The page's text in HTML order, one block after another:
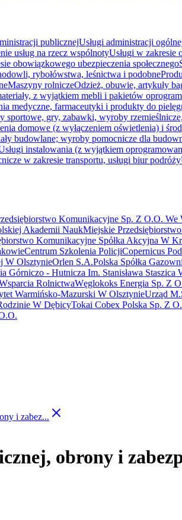
publicznejUsługi administracji
usług na rzecz wspólnotyUsługi w zakresie
obowiązkowego ubezpieczenia społecznego
rybołówstwa, leśnictwa i podobne
Maszyny rolniczeOdzież, obuwie, artykuły
z wyjątkiem mebli i pakietów
medyczne, farmaceutyki i produkty do
sportowe, gry, zabawki, wyroby
domowe (z wyłączeniem oświetlenia) i
budowlane; wyroby pomocnicze dla
instalowania (z wyjątkiem
w zakresie transportu, usługi biur podróży
Komunikacyjne Sp. Z O.O. We
Akademii NaukMiejskie
Komunikacyjne Spółka Akcyjna W
Centrum Szkolenia PolicjiCopernicus
W OlsztynieOrlen S.A.Polska Spółka
Górniczo - Hutnicza Im. Stanisława Staszica
RolnictwaWęglokoks Energia Sp. Z
Warmińsko-Mazurski W OlsztynieUrząd
W DębicyTokai Cobex Polska Sp. Z
i zabez...
obrony i